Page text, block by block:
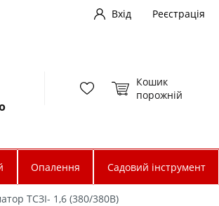
Вхід Реєстрація
Кошик
порожній
Опалення Садовий інструмент
ТСЗІ- 1,6 (380/380В)